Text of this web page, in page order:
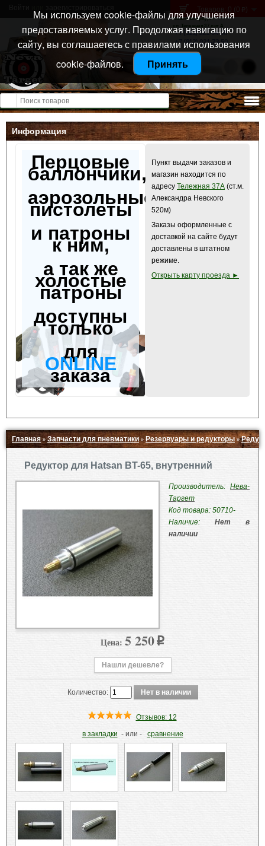
Санкт-Петербург
ул. Тележная 37 лит А
+7 (911) 021-04-08
+7 (812) 921-73-50
Товаров: 0 (0 p )
Открыть меню
Информация
Перцовые
баллончики,
аэрозольные
пистолеты
и патроны
к ним,
а так же
холостые
патроны
доступны
только
для
ONLINE
заказа
Пункт выдачи заказов и
магазин находится по
адресу Тележная 37А (ст.м.
Александра Невского
520м)
Заказы оформленные с
доставкой на сайте будут
доставлены в штатном
режиме.
Открыть карту проезда ►
Главная»Запчасти для пневматики » Резервуары и редукторы»
Редуктор для Hatsan BT-65, внутренний
Производитель: Нева-
Таргет
Код товара: 50710-
Наличие: Нет в
наличии
Цена: 5 250 p
Нашли дешевле?
Количество:
Отзывов: 12
в закладки - или - сравнение
Мы используем cookie-файлы для улучшения
предоставляемых услуг. Продолжая навигацию по
сайту, вы соглашаетесь с правилами использования
cookie-файлов.
Принять